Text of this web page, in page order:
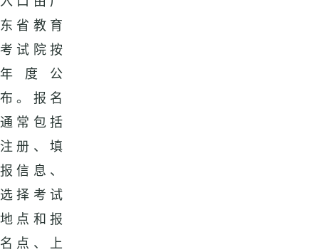
东省教育
考试院按
年度公
布。报名
通常包括
注册、填
报信息、
选择考试
地点和报
名点、上